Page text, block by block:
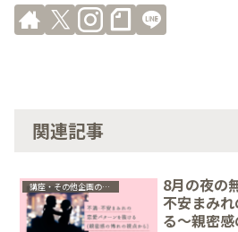
関連記事
講座・その他企画のレポ
8月の夜の
不安まみ
る～親密